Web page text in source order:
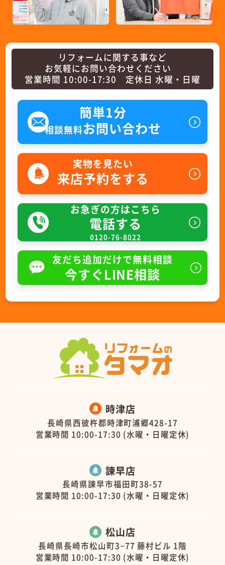
リフォームに関する事など
お気軽にお問い合わせください
営業時間 10:00-17:30 定休日 水曜・日曜
簡単1分
相談無料お問い合わせ
実物を見たい
来店予約をする
お急ぎの方はこちら
電話する
0120-76-8022
友だち追加だけで無料相談
今すぐLINE相談
時津店
長崎県西彼杵郡時津町浦郷428-17
営業時間 10:00-17:30 (水曜・日曜定休)
諫早店
長崎県諫早市福田町38-57
営業時間 10:00-17:30 (水曜・日曜定休)
松山店
長崎県長崎市松山町3−77 藤村ビル 1階
営業時間 10:00-17:30 (水曜・日曜定休)